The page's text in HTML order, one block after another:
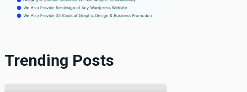
Trending Posts